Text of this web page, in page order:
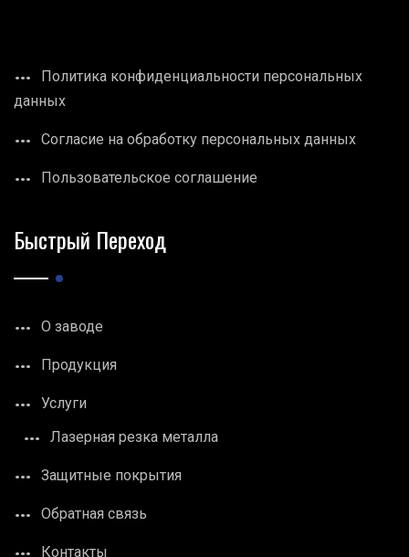
Политика конфиденциальности персональных
данных
Согласие на обработку персональных данных
Пользовательское соглашение
Быстрый Переход
О заводе
Продукция
Услуги
Лазерная резка металла
Защитные покрытия
Обратная связь
Контакты